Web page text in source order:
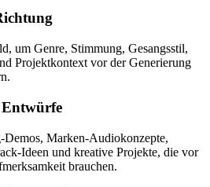
um Genre, Stimmung, Gesangsstil,
Projektkontext vor der Generierung
Marken-Audiokonzepte,
Ideen und kreative Projekte, die vor
brauchen.